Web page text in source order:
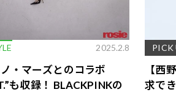
2025.2.8
・マーズとのコラボ
も収録！ BLACKPINKの
PICK
【西
求で